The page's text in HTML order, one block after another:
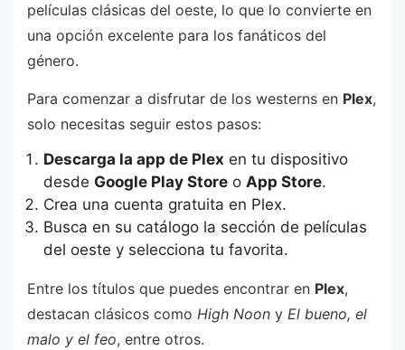
películas clásicas del oeste, lo que lo convierte en
una opción excelente para los fanáticos del
género.
Para comenzar a disfrutar de los westerns en Plex,
solo necesitas seguir estos pasos:
Descarga la app de Plex en tu dispositivo
desde Google Play Storeo App Store.
Crea una cuenta gratuita en Plex.
Busca en su catálogo la sección de películas
del oeste y selecciona tu favorita.
Entre los títulos que puedes encontrar en Plex,
destacan clásicos como High Noon y El bueno, el
malo y el feo, entre otros.